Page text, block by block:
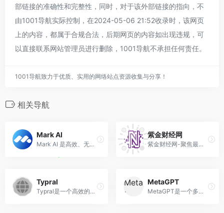
部链接的准确性和完整性，同时，对于该外部链接的指向，不
由1001导航实际控制，在2024-05-06 21:52收录时，该网页
上的内容，都属于合规合法，后期网页的内容如出现违规，可
以直接联系网站管理员进行删除，1001导航不承担任何责任。
1001导航致力于优质、实用的网络站点资源收集与分享！
相关导航
Mark AI
Mark AI 是高效、无压力内容...
紫金财经网
紫金财经网-聚焦最头条的科技行业新媒体，极具深度的科技行业分析，汇聚最前沿科技资讯，全球百万科技精英关注
Typral
‌Typral是一个高效的AI写作助手浏览器插件‌，旨在帮助用户快速优化日报、文章、文本等内容。
MetaGPT
MetaGPT是一个多智能体框架，能够模拟不同的角色，如工程师、产品经理、架构师和项目经理，针对产品需求、设计、竞争分析、API和文档进行定制